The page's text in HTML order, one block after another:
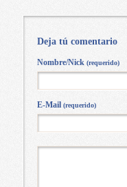
Deja tú comentario
Nombre/Nick (requerido)
E-Mail (requerido)